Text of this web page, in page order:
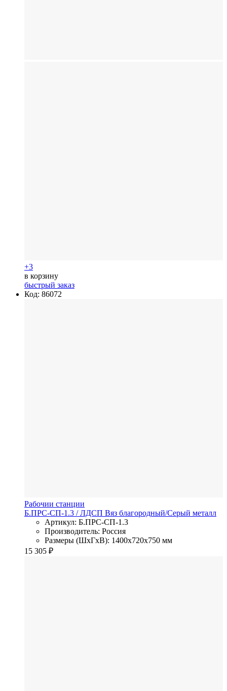
+3
в корзину
быстрый заказ
Код: 86072
Рабочии станции
Б.ПРС-СП-1.3 / ЛДСП Вяз благородный/Серый металл
Артикул: Б.ПРС-СП-1.3
Производитель: Россия
Размеры (ШхГхВ): 1400x720x750 мм
15 305 ₽